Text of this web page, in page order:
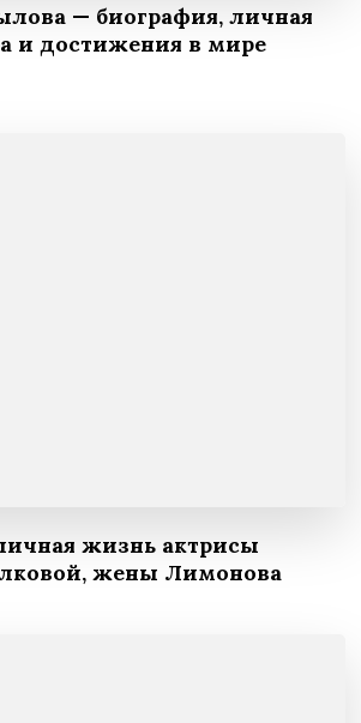
— биография, личная
и достижения в мире
жизнь актрисы
жены Лимонова